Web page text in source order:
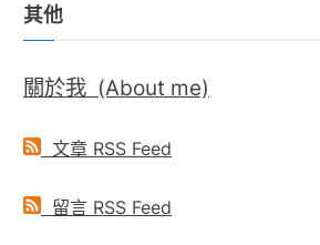
字:
其他
關於我 (About me)
文章 RSS Feed
留言 RSS Feed